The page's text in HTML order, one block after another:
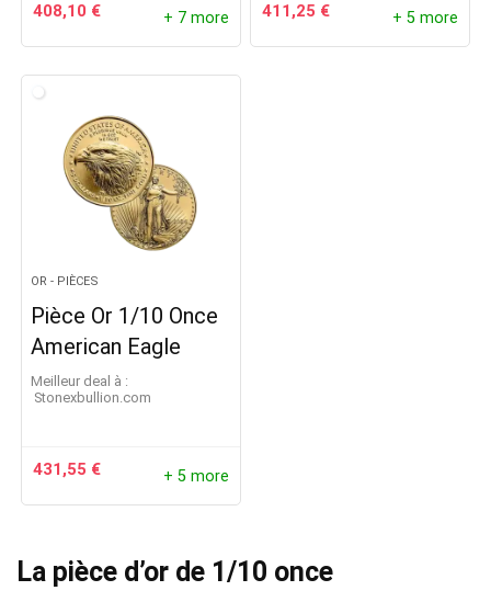
408,10 € + 7 more 411,25 € + 5 more
OR - PIÈCES
Pièce Or 1/10 Once
American Eagle
Meilleur deal à :
stonexbullion.com
431,55 € + 5 more
La pièce d’or de 1/10 once